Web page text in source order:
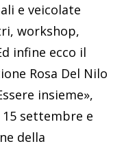
e veicolate
workshop,
infine ecco il
Rosa Del Nilo
insieme»,
settembre e
della